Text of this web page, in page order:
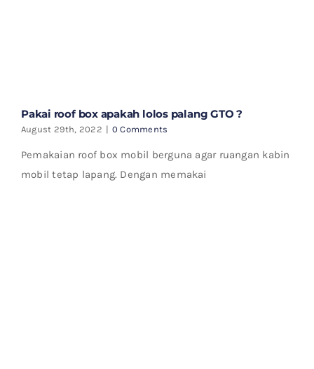
Pakai roof box apakah lolos palang GTO ?
August 29th, 2022 | 0 Comments
Pemakaian roof box mobil berguna agar ruangan kabin
mobil tetap lapang. Dengan memakai